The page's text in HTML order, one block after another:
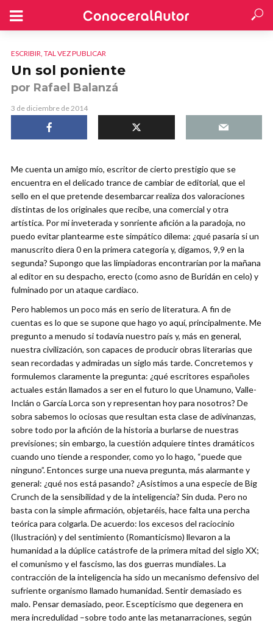
ESCRIBIR, TAL VEZ PUBLICAR
Un sol poniente
por Rafael Balanzá
3 de diciembre de 2014
Me cuenta un amigo mío, escritor de cierto prestigio que se
encuentra en el delicado trance de cambiar de editorial, que el
sello en el que pretende desembarcar realiza dos valoraciones
distintas de los originales que recibe, una comercial y otra
artística. Por mi inveterada y sonriente afición a la paradoja, no
puedo evitar plantearme este simpático dilema: ¿qué pasaría si un
manuscrito diera 0 en la primera categoría y, digamos, 9,9 en la
segunda? Supongo que las limpiadoras encontrarían por la mañana
al editor en su despacho, erecto (como asno de Buridán en celo) y
fulminado por un ataque cardiaco.
Pero hablemos un poco más en serio de literatura. A fin de
cuentas es lo que se supone que hago yo aquí, principalmente. Me
pregunto a menudo si todavía nuestro país y, más en general,
nuestra civilización, son capaces de producir obras literarias que
sean recordadas y admiradas un siglo más tarde. Concretemos y
formulemos claramente la pregunta: ¿qué escritores españoles
actuales están llamados a ser en el futuro lo que Unamuno, Valle-
Inclán o García Lorca son y representan hoy para nosotros? De
sobra sabemos lo ociosas que resultan esta clase de adivinanzas,
sobre todo por la afición de la historia a burlarse de nuestras
previsiones; sin embargo, la cuestión adquiere tintes dramáticos
cuando uno tiende a responder, como yo lo hago, “puede que
ninguno”. Entonces surge una nueva pregunta, más alarmante y
general: ¿qué nos está pasando? ¿Asistimos a una especie de Big
Crunch de la sensibilidad y de la inteligencia? Sin duda. Pero no
basta con la simple afirmación, objetaréis, hace falta una percha
teórica para colgarla. De acuerdo: los excesos del raciocinio
(Ilustración) y del sentimiento (Romanticismo) llevaron a la
humanidad a la dúplice catástrofe de la primera mitad del siglo XX;
el comunismo y el fascismo, las dos guerras mundiales. La
contracción de la inteligencia ha sido un mecanismo defensivo del
sufriente organismo llamado humanidad. Sentir demasiado es
malo. Pensar demasiado, peor. Escepticismo que degenera en
mera incredulidad –sobre todo ante las metanarraciones, según